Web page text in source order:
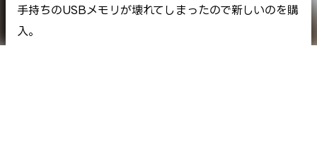
手持ちのUSBメモリが壊れてしまったので新しいのを購
入。